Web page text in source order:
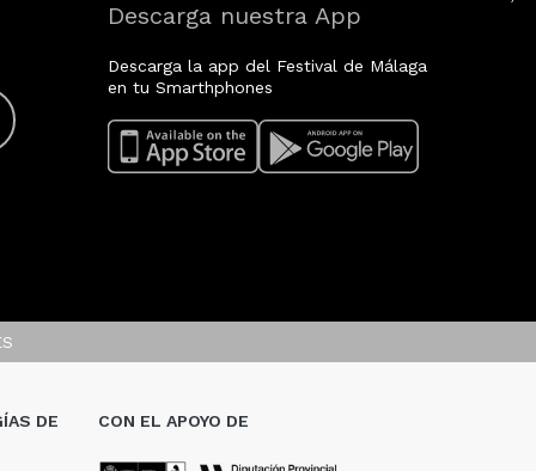
Descarga nuestra App
Descarga la app del Festival de Málaga
en tu Smarthphones
DE CON EL APOYO DE